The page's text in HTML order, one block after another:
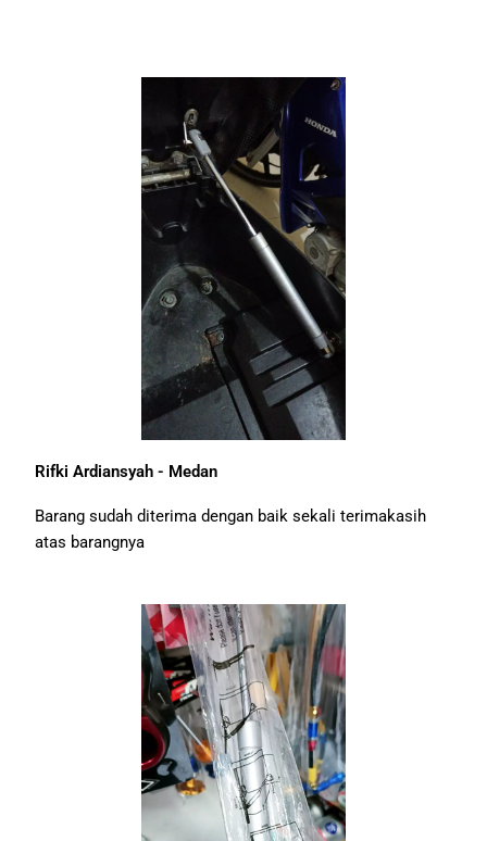
Rifki Ardiansyah - Medan
Barang sudah diterima dengan baik sekali terimakasih
atas barangnya